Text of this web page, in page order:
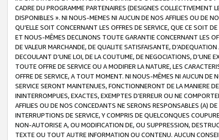
CADRE DU PROGRAMME PARTENAIRES (DESIGNES COLLECTIVEMENT
DISPONIBLES ». NI NOUS-MEMES NI AUCUN DE NOS AFFILIES OU DE
QU’ELLE SOIT CONCERNANT LES OFFRES DE SERVICE, QUE CE SOIT
ET NOUS-MÊMES DECLINONS TOUTE GARANTIE CONCERNANT LES
DE VALEUR MARCHANDE, DE QUALITE SATISFAISANTE,
DECOULANT D’UNE LOI, DE LA COUTUME, DE NEGOCIATIONS, D’UNE
TOUTE OFFRE DE SERVICE OU A MODIFIER LA NATURE, LES
OFFRE DE SERVICE, A TOUT MOMENT. NI NOUS-MÊMES NI AUCUN DE
SERVICE SERONT MAINTENUES, FONCTIONNERONT DE LA MANIERE
ININTERROMPUES, EXACTES, EXEMPTES D’ERREUR OU NE
AFFILIES OU DE NOS CONCEDANTS NE SERONS RESPONSABLES (A)
INTERRUPTIONS DE SERVICE, Y COMPRIS DE QUELCONQUES
NON-AUTORISE A, OU MODIFICATION DE, OU SUPPRESSION,
TEXTE OU TOUT AUTRE INFORMATION OU CONTENU. AUCUN